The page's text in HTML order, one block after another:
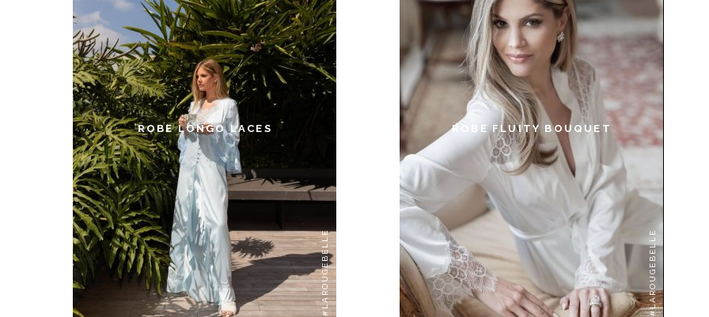
ROBE LONGO LACES
#LAROUGEBELLE
ROBE FLUITY BOUQUET
#LAROUGEBELLE